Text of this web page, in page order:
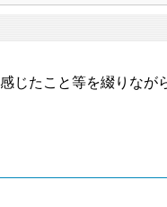
たこと等を綴りなが